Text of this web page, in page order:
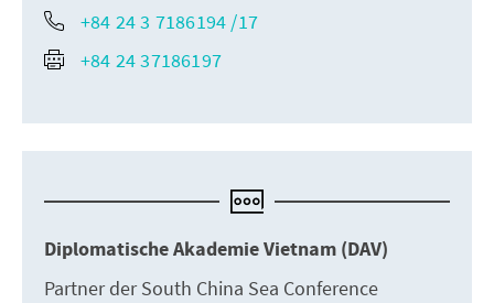
+84 24 3 7186194 /17
+84 24 37186197
Diplomatische Akademie Vietnam (DAV)
Partner der South China Sea Conference